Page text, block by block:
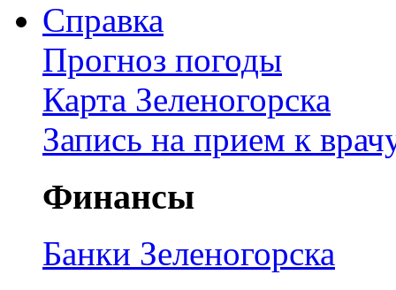
Справка
Прогноз погоды
Карта Зеленогорска
Запись на прием к
Финансы
Банки Зеленогорска